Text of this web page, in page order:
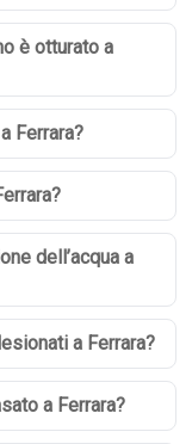
è otturato a
Ferrara?
dell’acqua a
a Ferrara?
a Ferrara?